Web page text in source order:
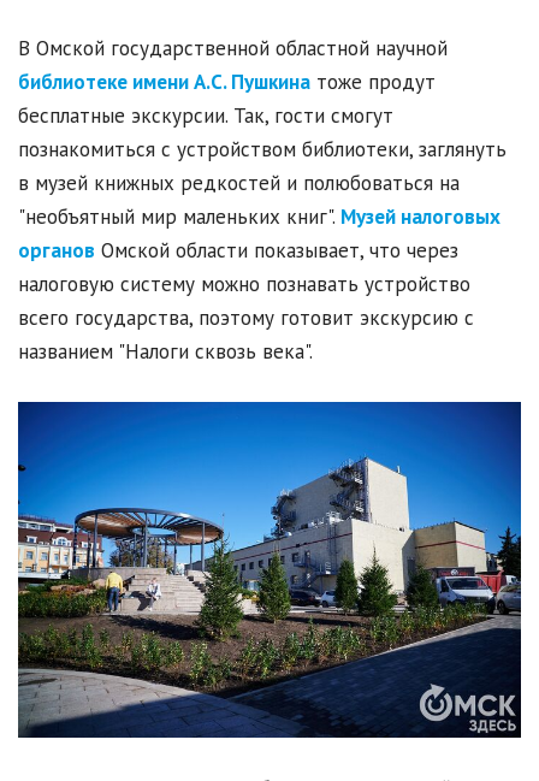
В Омской государственной областной научной
библиотеке имени А.С. Пушкина тоже продут
бесплатные экскурсии. Так, гости смогут
познакомиться с устройством библиотеки, заглянуть
в музей книжных редкостей и полюбоваться на
"необъятный мир маленьких книг". Музей налоговых
органов Омской области показывает, что через
налоговую систему можно познавать устройство
всего государства, поэтому готовит экскурсию с
названием "Налоги сквозь века".